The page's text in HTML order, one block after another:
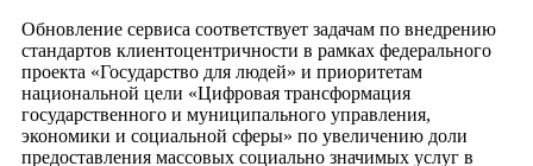
Обновление сервиса соответствует задачам по внедрению
стандартов клиентоцентричности в рамках федерального
проекта «Государство для людей» и приоритетам
национальной цели «Цифровая трансформация
государственного и муниципального управления,
экономики и социальной сферы» по увеличению доли
предоставления массовых социально значимых услуг в